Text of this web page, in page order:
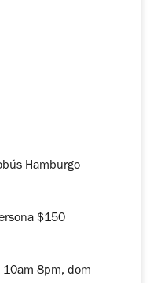
Hamburgo
$150
8pm, dom